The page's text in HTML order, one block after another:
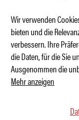
Nissan Juke
Wir verwenden
bieten und die
verbessern. Ihre
die Daten, für die Sie
Ausgenommen die
Mehr anzeigen